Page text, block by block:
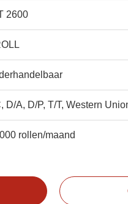
2600
D/A, D/P, T/T, Western
rollen/maand